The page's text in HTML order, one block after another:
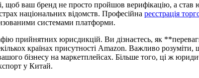
щоб ваш бренд не просто пройшов верифікацію, а
національних відомств. Професійна реєстрація
системами платформи.
прийнятних юрисдикцій. Ви дізнаєтесь, як
країнах присутності Amazon. Важливо
бізнесу на маркетплейсах. Більше того, ці ж
у Китай.